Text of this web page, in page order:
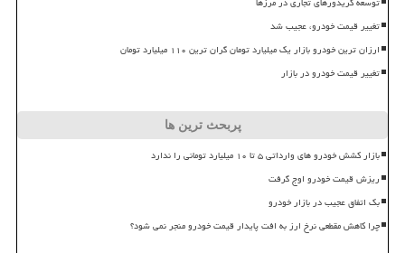
تغییر قیمت خودرو، عجیب شد
ارزان ترین خودرو بازار یک میلیارد تومان گران ترین ۱۱۰ میلیارد تومان
تغییر قیمت خودرو در بازار
پربحث ترین ها
بازار کشش خودرو های وارداتی ۵ تا ۱۰ میلیارد تومانی را ندارد
ریزش قیمت خودرو اوج گرفت
بک اتفاق عجیب در بازار خودرو
چرا کاهش مقطعی نرخ ارز به افت پایدار قیمت خودرو منجر نمی شود؟